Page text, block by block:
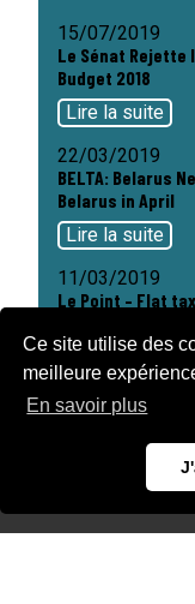
Ce site utilise des
meilleure
En savoir plus
15/07/2019
Le Sénat Rejette
Budget 2018
Lire la suite
22/03/2019
BELTA: Belarus
Belarus in April
Lire la suite
11/03/2019
Le Point – Flat
Lire la suite